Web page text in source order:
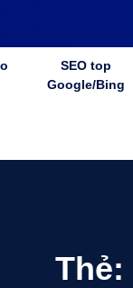
SEO top
Google/Bing
Thẻ: